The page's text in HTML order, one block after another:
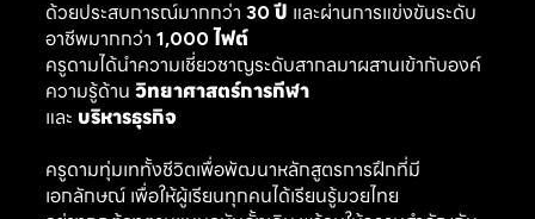
ด้วยประสบการณ์มากกว่า 30 ปี และผ่านการแข่งขันระดับ
อาชีพมากกว่า 1,000 ไฟต์
ครูดามได้นำความเชี่ยวชาญระดับสากลมาผสานเข้ากับองค์
ความรู้ด้าน วิทยาศาสตร์การกีฬา
และ บริหารธุรกิจ
ครูดามทุ่มเททั้งชีวิตเพื่อพัฒนาหลักสูตรการฝึกที่มี
เอกลักษณ์ เพื่อให้ผู้เรียนทุกคนได้เรียนรู้มวยไทย